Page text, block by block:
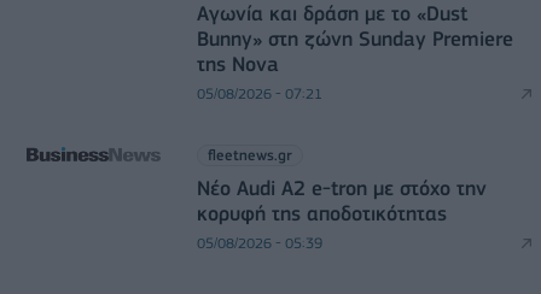
Αγωνία και δράση με το «Dust
Bunny» στη ζώνη Sunday Premiere
της Nova
05/08/2026 - 07:21
fleetnews.gr
Νέο Audi A2 e-tron με στόχο την
κορυφή της αποδοτικότητας
05/08/2026 - 05:39